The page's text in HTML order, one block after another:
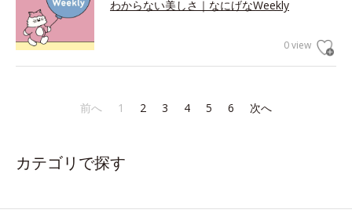
わからない美しさ｜なにげなWeekly
0 view
前へ 1 2 3 4 5 6 次へ
カテゴリで探す